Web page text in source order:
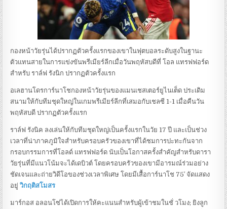
กองหน้าวัยรุ่นได้ปรากฏตัวครั้งแรกของเขาในฟุตบอลระดับสูงในฐานะ
ตัวแทนสายในการแข่งขันพรีเมียร์ลีกเมื่อวันพฤหัสบดีที่ โอล แทรฟฟอร์ด
สำหรับ ราล์ฟ รังนิก ปรากฏตัวครั้งแรก
อเลฮานโดรการ์นาโชกองหน้าวัยรุ่นของแมนเชสเตอร์ยูไนเต็ด ประเดิม
สนามให้กับทีมชุดใหญ่ในเกมพรีเมียร์ลีกที่เสมอกับเชลซี 1-1 เมื่อคืนวัน
พฤหัสบดี ปรากฏตัวครั้งแรก
ราล์ฟ รังนิค ลงเล่นให้กับทีมชุดใหญ่เป็นครั้งแรกในวัย 17 ปี และเป็นช่วง
เวลาที่น่าภาคภูมิใจสำหรับครอบครัวของเขาที่ได้ชมการปะทะกันจาก
กรอบกรรมการที่โอลด์ แทรฟฟอร์ด นับเป็นโอกาสครั้งสำคัญสำหรับดารา
วัยรุ่นที่มีแนวโน้มจะได้เดบิวต์ โดยครอบครัวของเขามีอารมณ์ร่วมอย่าง
ชัดเจนและถ่ายวิดีโอของช่วงเวลาพิเศษ โดยมีเสื้อการ์นาโช 75′ จัดแสดง
อยู่วิกฤติสโมสร
มาร์กอส อลอนโซ่ได้เปิดการให้คะแนนสำหรับผู้เข้าชมในชั่ วโมง; ยิงลูก